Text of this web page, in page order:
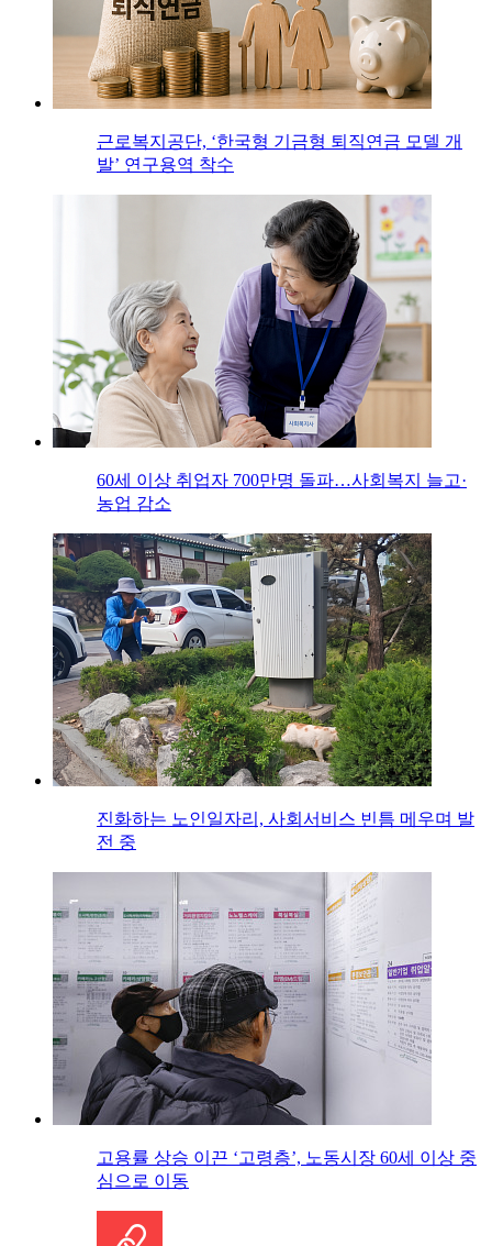
근로복지공단, ‘한국형 기금형 퇴직연금 모델 개
발’ 연구용역 착수
60세 이상 취업자 700만명 돌파…사회복지 늘고·
농업 감소
진화하는 노인일자리, 사회서비스 빈틈 메우며 발
전 중
고용률 상승 이끈 ‘고령층’, 노동시장 60세 이상 중
심으로 이동